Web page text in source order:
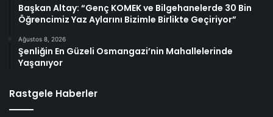
Başkan Altay: “Genç KOMEK ve Bilgehanelerde 30 Bin
Öğrencimiz Yaz Aylarını Bizimle Birlikte Geçiriyor”
Ağustos 8, 2026
Şenliğin En Güzeli Osmangazi’nin Mahallelerinde
Yaşanıyor
Rastgele Haberler